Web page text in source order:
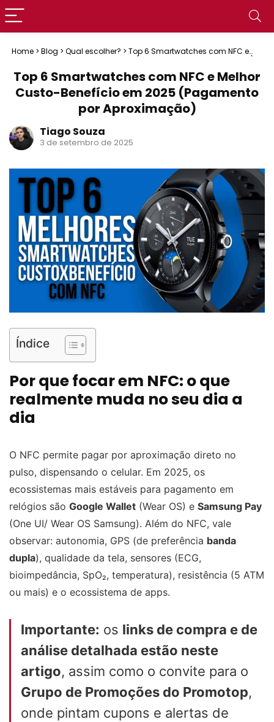
Home > Blog > Qual escolher? > Top 6 Smartwatches com NFC e
Melhor Custo-Benefício em 2025 (Pagamento por Aproximação)
Top 6 Smartwatches com NFC e Melhor
Custo-Benefício em 2025 (Pagamento
por Aproximação)
Tiago Souza
3 de setembro de 2025
Índice
Por que focar em NFC: o que
realmente muda no seu dia a
dia
O NFC permite pagar por aproximação direto no
pulso, dispensando o celular. Em 2025, os
ecossistemas mais estáveis para pagamento em
relógios são Google Wallet (Wear OS) e Samsung Pay
(One UI/ Wear OS Samsung). Além do NFC, vale
observar: autonomia, GPS (de preferência banda
dupla), qualidade da tela, sensores (ECG,
bioimpedância, SpO₂, temperatura), resistência (5 ATM
ou mais) e o ecossistema de apps.
Importante: os links de compra e de
análise detalhada estão neste
artigo, assim como o convite para o
Grupo de Promoções do Promotop,
onde pintam cupons e alertas de